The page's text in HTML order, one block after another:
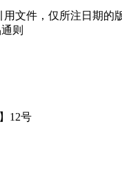
文件，仅所注日期
则
12号